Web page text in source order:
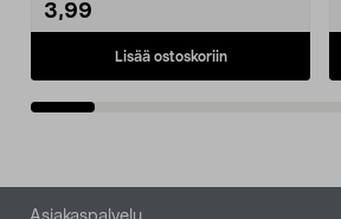
3,99
Lisää ostoskoriin
Alatunniste